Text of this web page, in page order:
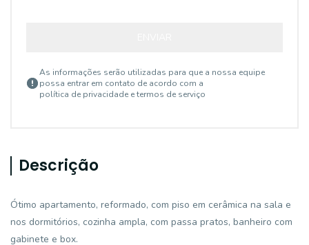
As informações serão utilizadas para que a nossa equipe
possa entrar em contato de acordo com a
política de privacidade e termos de serviço
Descrição
Ótimo apartamento, reformado, com piso em cerâmica na sala e
nos dormitórios, cozinha ampla, com passa pratos, banheiro com
gabinete e box.